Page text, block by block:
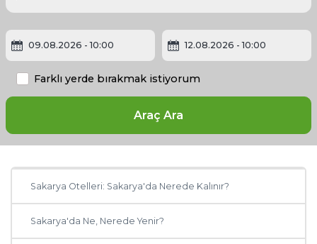
09.08.2026 - 10:00 12.08.2026 - 10:00
Araç Ara
Farklı yerde bırakmak istiyorum
Sakarya Şehir Rehberi
Sakarya'ya Ne Zaman Gidilir?
Sakarya Otelleri: Sakarya'da Nerede Kalınır?
Sakarya'da Ne, Nerede Yenir?